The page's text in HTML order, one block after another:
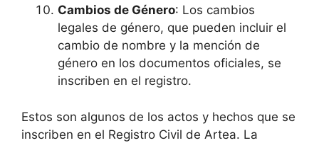
Cambios de Género: Los cambios
legales de género, que pueden incluir el
cambio de nombre y la mención de
género en los documentos oficiales, se
inscriben en el registro.
Estos son algunos de los actos y hechos que se
inscriben en el Registro Civil de Artea. La